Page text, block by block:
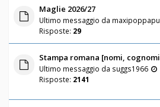
Maglie 2026/27
Ultimo messaggio da
Risposte: 29
Stampa romana [nomi,
Ultimo messaggio da suggs1966
Risposte: 2141